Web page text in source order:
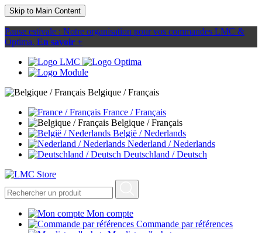
Skip to Main Content
Pause estivale : Notre organisation pour vos commandes LMC &
Optima. En savoir +
Belgique / Français
France / Français
Belgique / Français
België / Nederlands
Nederland / Nederlands
Deutschland / Deutsch
Mon compte
Commande par références